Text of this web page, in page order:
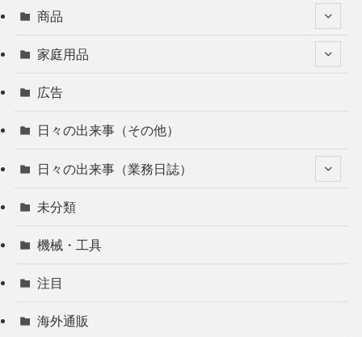
商品
家庭用品
広告
日々の出来事（その他）
日々の出来事（業務日誌）
未分類
機械・工具
注目
海外通販